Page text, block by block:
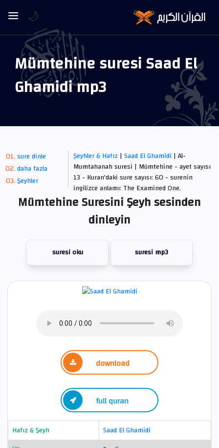
Mümtehine suresi Saad El
Ghamidi mp3
sure dinle
daha fazla
Şeyhler
Şeyhler & Hafız|Saad El Ghamidi | Al-
Mumtahanah suresi | Mümtehine - ayet sayısı
13 - Kuran'daki sure sayısı: 60 - surenin
ingilizce anlamı: The Examined One.
Mümtehine Suresini Şeyh sesinden
dinleyin
suresi oku suresi mp3
download
full quran
Hafız & Şeyh
Saad El Ghamidi
🌙